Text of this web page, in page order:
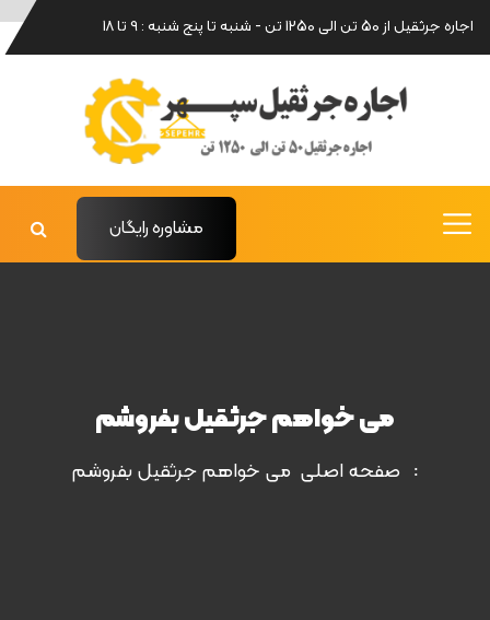
اجاره جرثقیل از 50 تن الی 1250 تن - شنبه تا پنج شنبه : 9 تا 18
مشاوره رایگان
می خواهم جرثقیل بفروشم
صفحه اصلی می خواهم جرثقیل بفروشم